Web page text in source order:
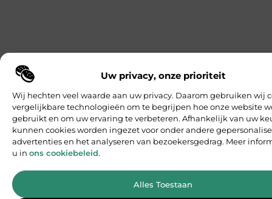
Uw privacy, onze prioriteit
Wij hechten veel waarde aan uw privacy. Daarom gebruiken wij
vergelijkbare technologieën om te begrijpen hoe onze website
gebruikt en om uw ervaring te verbeteren. Afhankelijk van uw
kunnen cookies worden ingezet voor onder andere
advertenties en het analyseren van bezoekersgedrag. Meer
u in ons cookiebeleid.
Alles Toestaan